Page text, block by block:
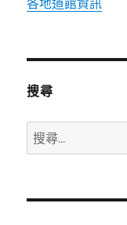
搜尋
搜
尋
鍵